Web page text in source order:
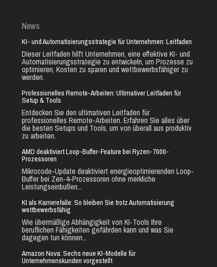
News
KI- und Automatisierungsstrategie für Unternehmen: Leitfaden
Dieser Leitfaden hilft Unternehmen, eine effektive KI- und
Automatisierungsstrategie zu entwickeln, um Prozesse zu
optimieren, Kosten zu sparen und wettbewerbsfähiger zu
werden.
Professionelles Remote-Arbeiten: Ultimativer Leitfaden für
Setup & Tools
Entdecken Sie den ultimativen Leitfaden für
professionelles Remote-Arbeiten. Erfahren Sie alles über
die besten Setups und Tools, um von überall aus produktiv
zu arbeiten.
AMD deaktiviert Loop-Buffer-Feature bei Ryzen-7000-
Prozessoren
Mikrocode-Update deaktiviert energieoptimierenden Loop-
Buffer bei Zen-4-Prozessoren ohne merkliche
Leistungseinbußen...
KI als Karrierefalle: So bleiben Sie trotz Automatisierung
wettbewerbsfähig
Wie übermäßige Abhängigkeit von KI-Tools Ihre
beruflichen Fähigkeiten gefährden kann und was Sie
dagegen tun können...
Amazon Nova: Sechs neue KI-Modelle für
Unternehmenskunden vorgestellt